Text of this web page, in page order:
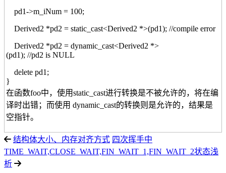
pd1->m_iNum = 100;
Derived2 *pd2 = static_cast<Derived2 *>(pd1); //compile error
Derived2 *pd2 = dynamic_cast<Derived2 *>
(pd1); //pd2 is NULL
delete pd1;
}
在函数foo中，使用static_cast进行转换是不被允许的，将在编
译时出错；而使用 dynamic_cast的转换则是允许的，结果是
空指针。
结构体大小、内存对齐方式 四次挥手中
TIME_WAIT,CLOSE_WAIT,FIN_WAIT_1,FIN_WAIT_2状态浅
析